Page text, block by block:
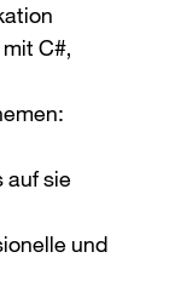
C#,
auf sie
und